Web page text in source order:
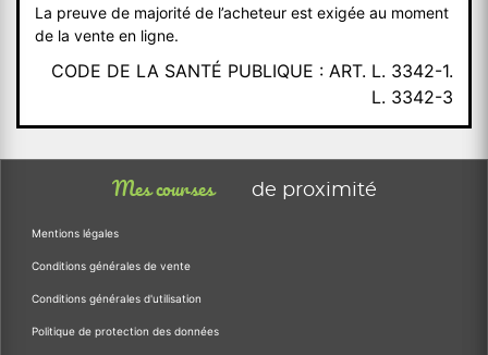
La preuve de majorité de l’acheteur est exigée au moment
de la vente en ligne.
CODE DE LA SANTÉ PUBLIQUE : ART. L. 3342-1.
L. 3342-3
Mes courses de proximité
Mentions légales
Conditions générales de vente
Conditions générales d'utilisation
Politique de protection des données